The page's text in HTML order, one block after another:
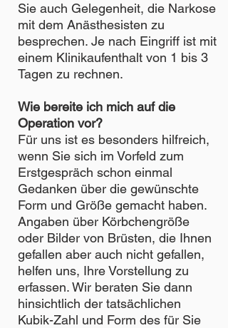
Sie auch Gelegenheit, die Narkose
mit dem Anästhesisten zu
besprechen. Je nach Eingriff ist mit
einem Klinikaufenthalt von 1 bis 3
Tagen zu rechnen.
Wie bereite ich mich auf die
Operation vor?
Für uns ist es besonders hilfreich,
wenn Sie sich im Vorfeld zum
Erstgespräch schon einmal
Gedanken über die gewünschte
Form und Größe gemacht haben.
Angaben über Körbchengröße
oder Bilder von Brüsten, die Ihnen
gefallen aber auch nicht gefallen,
helfen uns, Ihre Vorstellung zu
erfassen. Wir beraten Sie dann
hinsichtlich der tatsächlichen
Kubik-Zahl und Form des für Sie